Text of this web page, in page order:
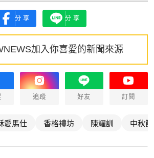
分享 分享
加入你喜愛的新聞來源
追蹤 好友 訂閱
愛馬仕 香格禮坊 陳耀訓 中秋節